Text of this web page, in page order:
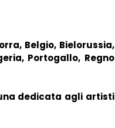
Belgio, Bielorussia,
Portogallo, Regno
dedicata agli artisti